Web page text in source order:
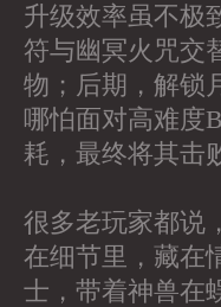
升级效率虽不极
符与幽冥火咒交
物；后期，解锁
哪怕面对高难度
耗，最终将其击
很多老玩家都说
在细节里，藏在
士，带着神兽在